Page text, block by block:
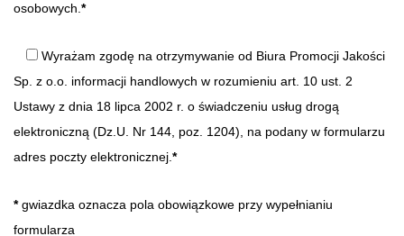
osobowych. *
Wyrażam zgodę na otrzymywanie od Biura Promocji Jakości
Sp. z o.o. informacji handlowych w rozumieniu art. 10 ust. 2
Ustawy z dnia 18 lipca 2002 r. o świadczeniu usług drogą
elektroniczną (Dz.U. Nr 144, poz. 1204), na podany w formularzu
adres poczty elektronicznej. *
*gwiazdka oznacza pola obowiązkowe przy wypełnianiu
formularza